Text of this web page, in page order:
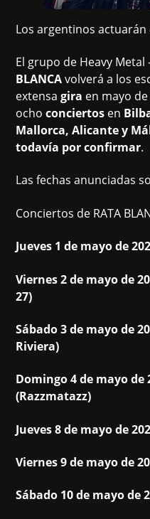
Los argentinos actuarán
El grupo de Heavy Metal
BLANCAvolverá a los
extensagira en mayo
ochoconciertos en
Mallorca, Alicante y
todavía por confirmar.
Las fechas anunciadas
Conciertos de RATA
Jueves 1 de mayo de
Viernes 2 de mayo de
27)
Sábado 3 de mayo de
Riviera)
Domingo 4 de mayo de
(Razzmatazz)
Jueves 8 de mayo de
Viernes 9 de mayo de
Sábado 10 de mayo de